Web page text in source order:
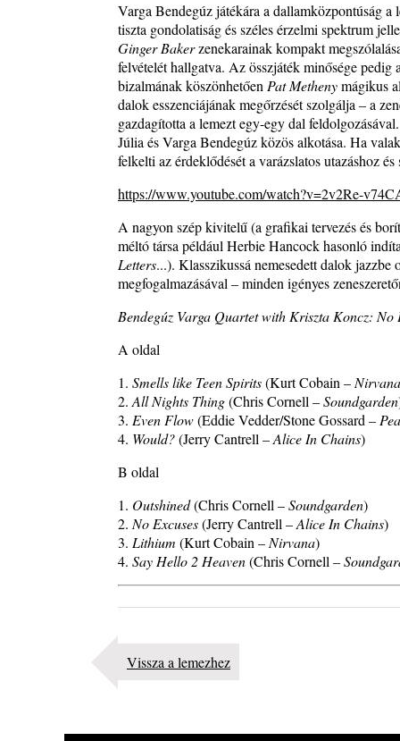
Varga Bendegúz játékára a dallamközpontúság
tiszta gondolatiság és széles érzelmi spektrum
Ginger Bakerzenekarainak kompakt
felvételét hallgatva. Az összjáték minősége
bizalmának köszönhetően Pat Methenymágikus
dalok esszenciájának megőrzését szolgálja – a
gazdagította a lemezt egy-egy dal
Júlia és Varga Bendegúz közös alkotása. Ha
felkelti az érdeklődését a varázslatos utazáshoz
https://www.youtube.com/watch?v=2v2Re-
A nagyon szép kivitelű (a grafikai tervezés és
méltó társa például Herbie Hancock hasonló
Letters...). Klasszikussá nemesedett dalok
megfogalmazásával – minden igényes
Bendegúz Varga Quartet with Kriszta Koncz: No
A oldal
1. Smells like Teen Spirits(Kurt Cobain – Nirvana
2. All Nights Thing(Chris Cornell –Soundgarden
3. Even Flow(Eddie Vedder/Stone Gossard –
4. Would?(Jerry Cantrell –Alice In Chains)
B oldal
1. Outshined(Chris Cornell –Soundgarden)
2. No Excuses(Jerry Cantrell –Alice In Chains)
3. Lithium (Kurt Cobain – Nirvana)
4. Say Hello 2 Heaven(Chris Cornell –
Vissza a lemezhez